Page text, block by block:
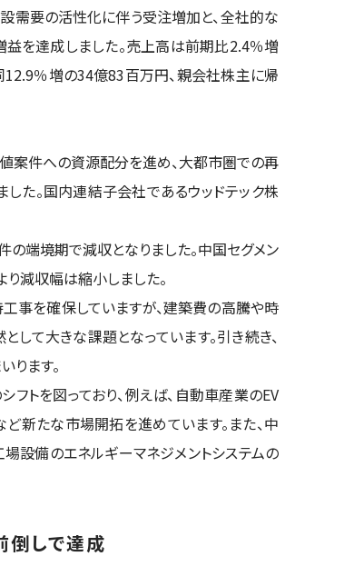
需要の活性化に伴う受注増加と、全社的な
を達成しました。売上高は前期比2.4％増
％増の34億83百万円、親会社株主に帰
案件への資源配分を進め、大都市圏での再
た。国内連結子会社であるウッドテック株
端境期で減収となりました。中国セグメン
減収幅は縮小しました。
事を確保していますが、建築費の高騰や時
て大きな課題となっています。引き続き、
ります。
トを図っており、例えば、自動車産業のEV
新たな市場開拓を進めています。また、中
設備のエネルギーマネジメントシステムの
しで達成